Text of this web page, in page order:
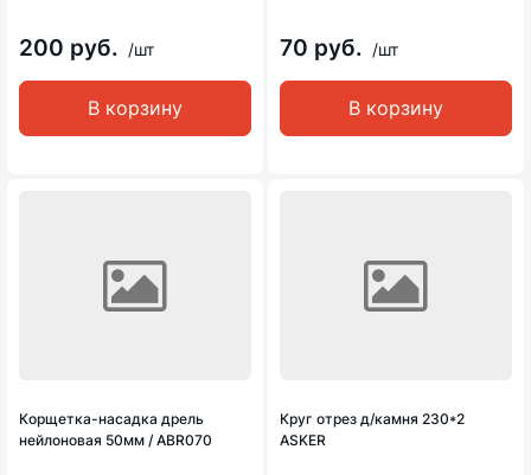
200 руб. /шт
В корзину
70 руб. /шт
В корзину
Корщетка-насадка дрель
нейлоновая 50мм / ABR070
Круг отрез д/камня 230*2
ASKER